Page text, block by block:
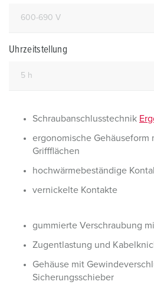
Uhrzeitstellung
Schraubanschlusstechnik
ergonomische Gehäuseform
Griffflächen
hochwärmebeständige
vernickelte Kontakte
gummierte Verschraubung
Zugentlastung und
Gehäuse mit
Sicherungsschieber